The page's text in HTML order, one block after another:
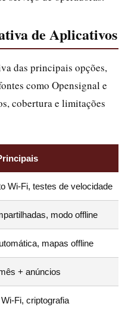
de Aplicativos
das principais opções,
como Opensignal e
cobertura e limitações
Wi-Fi, testes de velocidade
modo offline
mapas offline
+ anúncios
Fi, criptografia